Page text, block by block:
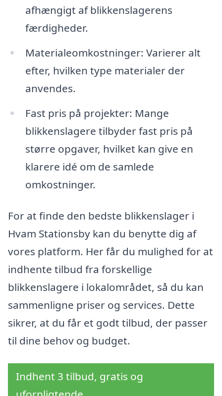
afhængigt af blikkenslagerens
færdigheder.
Materialeomkostninger: Varierer alt
efter, hvilken type materialer der
anvendes.
Fast pris på projekter: Mange
blikkenslagere tilbyder fast pris på
større opgaver, hvilket kan give en
klarere idé om de samlede
omkostninger.
For at finde den bedste blikkenslager i
Hvam Stationsby kan du benytte dig af
vores platform. Her får du mulighed for at
indhente tilbud fra forskellige
blikkenslagere i lokalområdet, så du kan
sammenligne priser og services. Dette
sikrer, at du får et godt tilbud, der passer
til dine behov og budget.
Indhent 3 tilbud, gratis og